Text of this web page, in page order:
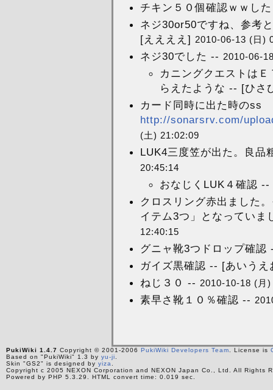
チキン５０個確認ｗｗし
ネジ30or50ですね、参考
[ええええ] 2010-06-13 (日)
ネジ30でした -- 2010-06-
カニングクエストは
らえたような -- [ひさ
カード同時に出た時のss
http://sonarsrv.com/
(土) 21:02:09
LUK4三度笠が出た。良
20:45:14
おなじくLUK４確認 --
クロスリング赤出ました
イテム3つ」となってい
12:40:15
グニャ靴3つドロップ確
ガイズ黒確認 -- [あいう
ねじ３０ -- 2010-10-18 (月
素早さ靴１０％確認 --
PukiWiki 1.4.7 Copyright © 2001-2006 PukiWiki Developers Team . License is
Based on "PukiWiki" 1.3 by yu-ji
Skin "GS2" is designed by yiza
Copyright c 2005 NEXON Corporation and NEXON Japan Co., Ltd. All Rights
Powered by PHP 5.3.29. HTML convert time: 0.019 sec.